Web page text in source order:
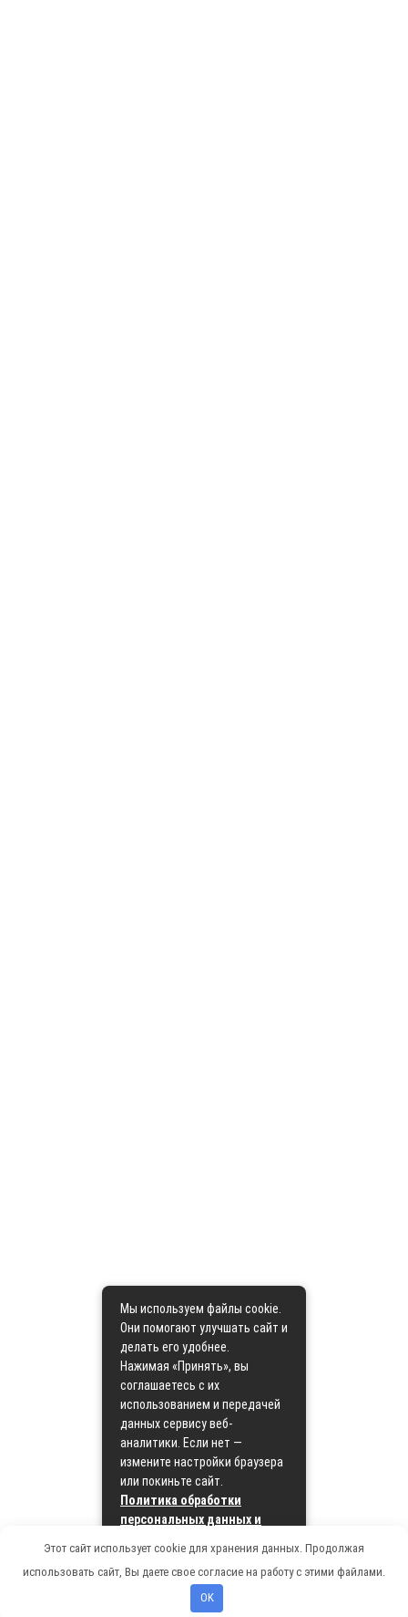
Мы используем файлы cookie.
Они помогают улучшать сайт и
делать его удобнее.
Нажимая «Принять», вы
соглашаетесь с их
использованием и передачей
данных сервису веб-
аналитики. Если нет —
измените настройки браузера
или покиньте сайт.
Политика обработки
персональных данных и
Принять
Этот сайт использует cookie для хранения данных. Продолжая
использовать сайт, Вы даете свое согласие на работу с этими файлами.
OK